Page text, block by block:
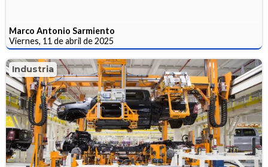
Marco Antonio Sarmiento
Viernes, 11 de abril de 2025
Industria